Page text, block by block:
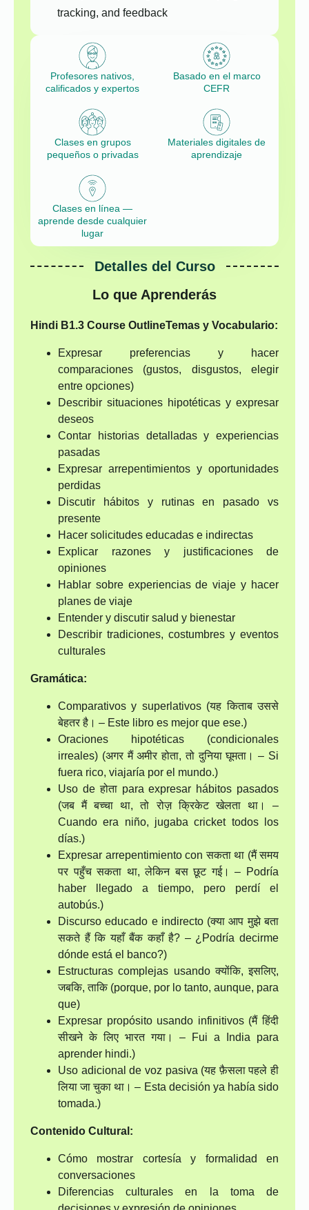
tracking, and feedback
Profesores nativos,
calificados y expertos
Basado en el marco
CEFR
Clases en grupos
pequeños o privadas
Materiales digitales de
aprendizaje
Clases en línea —
aprende desde cualquier
lugar
Detalles del Curso
Lo que Aprenderás
Hindi B1.3 Course OutlineTemas y Vocabulario:
Expresar preferencias y hacer
comparaciones (gustos, disgustos, elegir
entre opciones)
Describir situaciones hipotéticas y expresar
deseos
Contar historias detalladas y experiencias
pasadas
Expresar arrepentimientos y oportunidades
perdidas
Discutir hábitos y rutinas en pasado vs
presente
Hacer solicitudes educadas e indirectas
Explicar razones y justificaciones de
opiniones
Hablar sobre experiencias de viaje y hacer
planes de viaje
Entender y discutir salud y bienestar
Describir tradiciones, costumbres y eventos
culturales
Gramática:
Comparativos y superlativos (यह किताब उससे
बेहतर है। – Este libro es mejor que ese.)
Oraciones hipotéticas (condicionales
irreales) (अगर मैं अमीर होता, तो दुनिया घूमता। – Si
fuera rico, viajaría por el mundo.)
Uso de होता para expresar hábitos pasados
(जब मैं बच्चा था, तो रोज़ क्रिकेट खेलता था। –
Cuando era niño, jugaba cricket todos los
días.)
Expresar arrepentimiento con सकता था (मैं समय
पर पहुँच सकता था, लेकिन बस छूट गई। – Podría
haber llegado a tiempo, pero perdí el
autobús.)
Discurso educado e indirecto (क्या आप मुझे बता
सकते हैं कि यहाँ बैंक कहाँ है? – ¿Podría decirme
dónde está el banco?)
Estructuras complejas usando क्योंकि, इसलिए,
जबकि, ताकि (porque, por lo tanto, aunque, para
que)
Expresar propósito usando infinitivos (मैं हिंदी
सीखने के लिए भारत गया। – Fui a India para
aprender hindi.)
Uso adicional de voz pasiva (यह फ़ैसला पहले ही
लिया जा चुका था। – Esta decisión ya había sido
tomada.)
Contenido Cultural:
Cómo mostrar cortesía y formalidad en
conversaciones
Diferencias culturales en la toma de